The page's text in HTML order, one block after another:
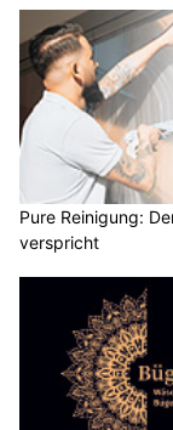
Pure Reinigung:
verspricht